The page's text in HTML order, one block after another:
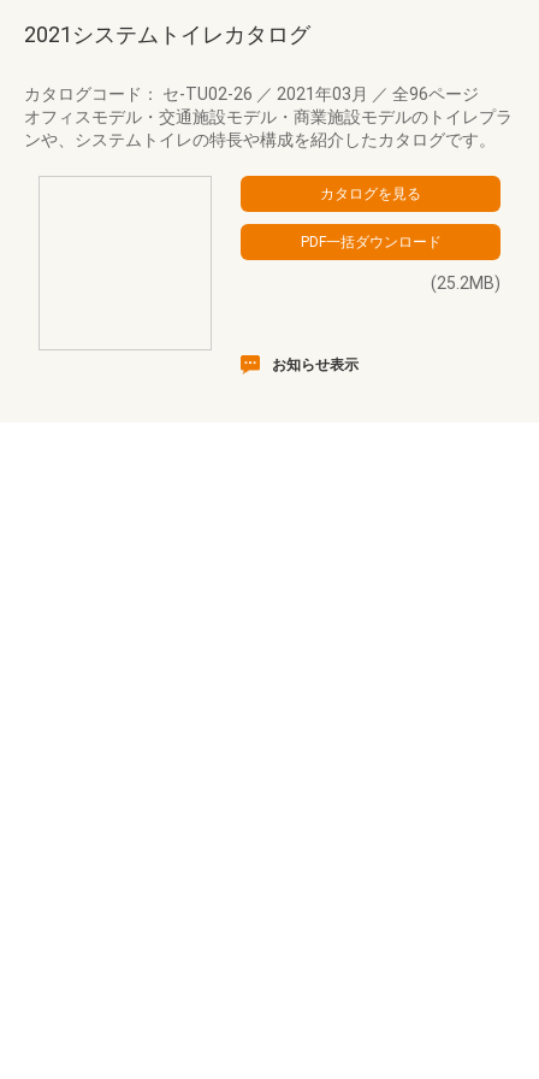
2021システムトイレカタログ
カタログコード： セ-TU02-26 ／ 2021年03月 ／ 全96ページ
オフィスモデル・交通施設モデル・商業施設モデルのトイレプラ
ンや、システムトイレの特長や構成を紹介したカタログです。
(25.2MB)
お知らせ表示